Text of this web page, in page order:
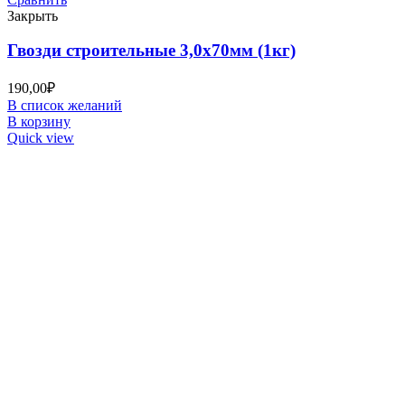
Закрыть
Гвозди строительные 3,0х70мм (1кг)
190,00₽
В список желаний
В корзину
Quick view